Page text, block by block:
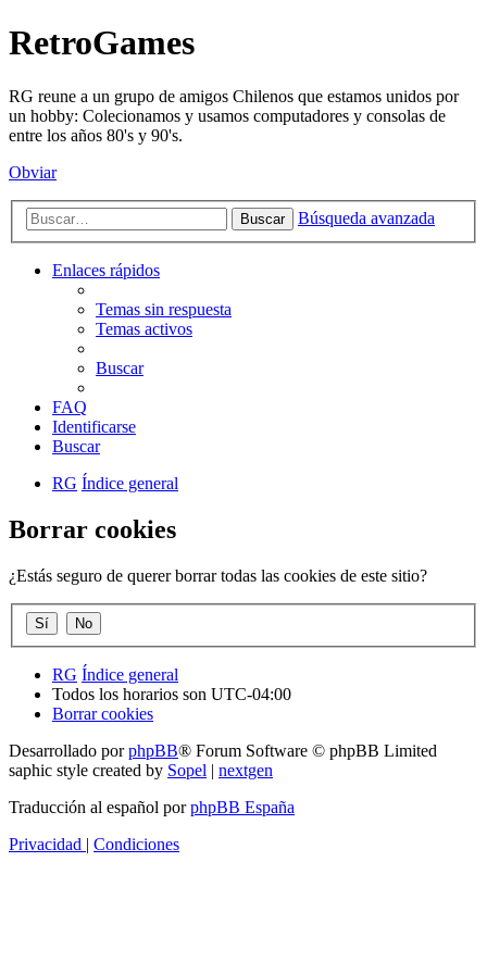
RetroGames
RG reune a un grupo de amigos Chilenos que estamos unidos por
un hobby: Colecionamos y usamos computadores y consolas de
entre los años 80's y 90's.
Obviar
Buscar Búsqueda avanzada
Enlaces rápidos
Temas sin respuesta
Temas activos
Buscar
FAQ
Identificarse
Buscar
RG Índice general
Borrar cookies
¿Estás seguro de querer borrar todas las cookies de este sitio?
RG Índice general
Todos los horarios son UTC-04:00
Borrar cookies
Desarrollado porphpBB® Forum Software © phpBB Limited
saphic style created by Sopel | nextgen
Traducción al español porphpBB España
Privacidad | Condiciones